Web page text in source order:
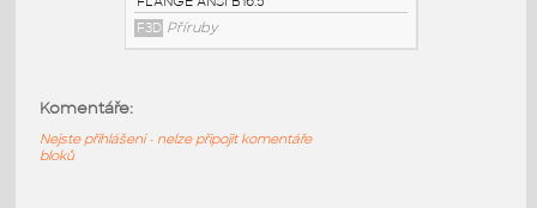
F3D Příruby
Příruby
Komentáře:
Nejste přihlášeni - nelze připojit komentáře
bloků